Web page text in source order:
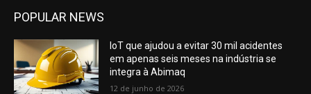
POPULAR NEWS
IoT que ajudou a evitar 30 mil acidentes
em apenas seis meses na indústria se
integra à Abimaq
12 de junho de 2026